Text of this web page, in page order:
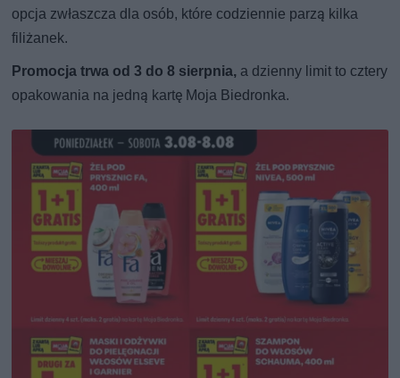
opcja zwłaszcza dla osób, które codziennie parzą kilka
filiżanek.
Promocja trwa od 3 do 8 sierpnia, a dzienny limit to cztery
opakowania na jedną kartę Moja Biedronka.